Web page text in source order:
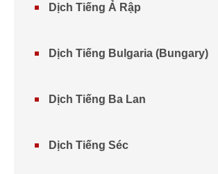
Dịch Tiếng Ả Rập
Dịch Tiếng Bulgaria (Bungary)
Dịch Tiếng Ba Lan
Dịch Tiếng Séc